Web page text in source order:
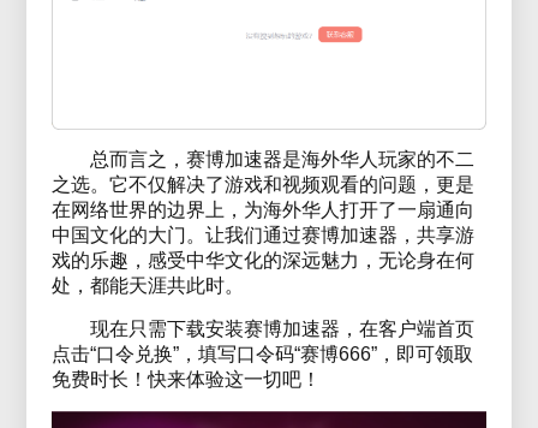
总而言之，赛博加速器是海外华人玩家的不二
之选。它不仅解决了游戏和视频观看的问题，更是
在网络世界的边界上，为海外华人打开了一扇通向
中国文化的大门。让我们通过赛博加速器，共享游
戏的乐趣，感受中华文化的深远魅力，无论身在何
处，都能天涯共此时。
现在只需下载安装赛博加速器，在客户端首页
点击“口令兑换”，填写口令码“赛博666”，即可领取
免费时长！快来体验这一切吧！